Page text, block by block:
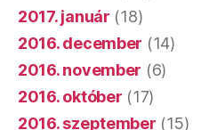
2017. január (18)
2016. december (14)
2016. november (6)
2016. október (17)
2016. szeptember (15)